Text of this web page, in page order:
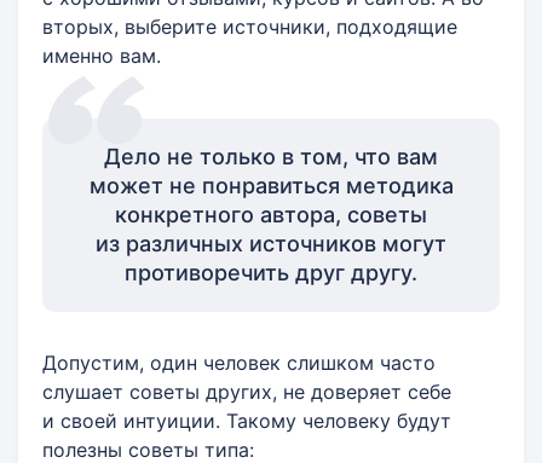
вторых, выберите источники, подходящие
именно вам.
Дело не только в том, что вам
может не понравиться методика
конкретного автора, советы
из различных источников могут
противоречить друг другу.
Допустим, один человек слишком часто
слушает советы других, не доверяет себе
и своей интуиции. Такому человеку будут
полезны советы типа: